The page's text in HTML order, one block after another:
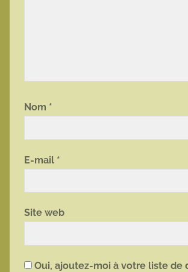
Nom *
E-mail *
Site web
Oui, ajoutez-moi à votre liste de